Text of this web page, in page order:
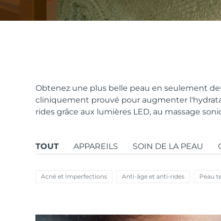
Obtenez une plus belle peau en seulement
cliniquement prouvé pour augmenter
rides grâce aux lumières LED, au massage
TOUT APPAREILS SOIN DE LA PEAU
Acné et Imperfections Anti-âge et anti-rides Peau
FAQ™ Dual LED Panel
Offres spéciales Bestsellers